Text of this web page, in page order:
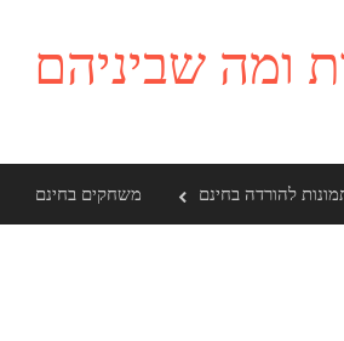
להורדה בחינם משחקים בחינם